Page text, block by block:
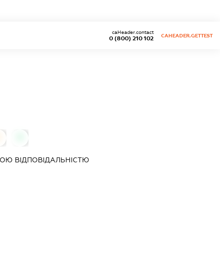
0 (800) 210 102
caHeader.contact
CAHEADER.GETTEST
ВІДПОВІДАЛЬНІСТЮ